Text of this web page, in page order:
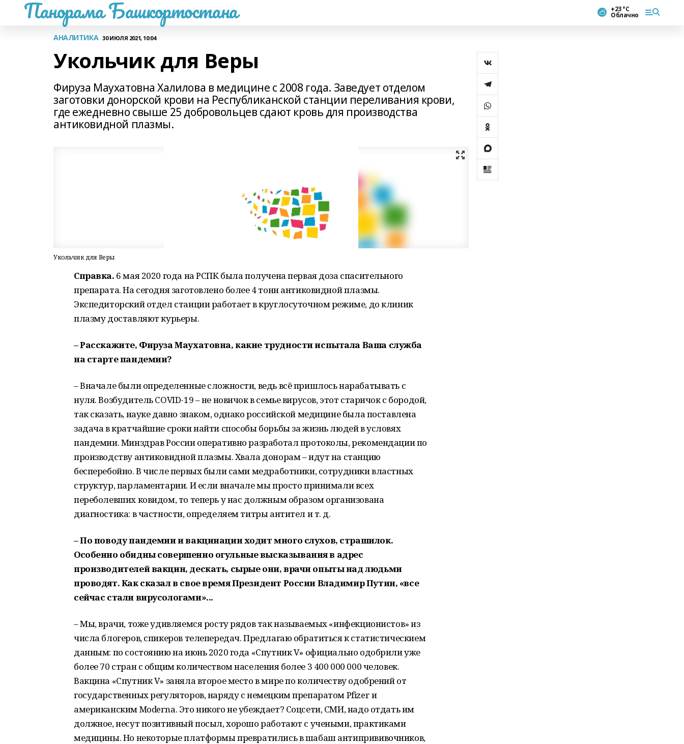
Панорама Башкортостана +23 °С
Облачно
АНАЛИТИКА 30 ИЮЛЯ 2021, 10:04
Укольчик для Веры
Фируза Маухатовна Халилова в медицине с 2008 года. Заведует отделом
заготовки донорской крови на Республиканской станции переливания крови,
где ежедневно свыше 25 добровольцев сдают кровь для производства
антиковидной плазмы.
Укольчик для Веры
Справка. 6 мая 2020 года на РСПК была получена первая доза спасительного
препарата. На сегодня заготовлено более 4 тонн антиковидной плазмы.
Экспедиторский отдел станции работает в круглосуточном режиме, до клиник
плазму доставляют курьеры.
– Расскажите, Фируза Маухатовна, какие трудности испытала Ваша служба
на старте пандемии?
– Вначале были определенные сложности, ведь всё пришлось нарабатывать с
нуля. Возбудитель COVID-19 – не новичок в семье вирусов, этот старичок с бородой,
так сказать, науке давно знаком, однако российской медицине была поставлена
задача в кратчайшие сроки найти способы борьбы за жизнь людей в условях
пандемии. Минздрав России оперативно разработал протоколы, рекомендации по
производству антиковидной плазмы. Хвала донорам – идут на станцию
бесперебойно. В числе первых были сами медработники, сотрудники властных
структур, парламентарии. И если вначале мы просто принимали всех
переболевших ковидом, то теперь у нас должным образом организована
диагностика: в частности, определяем титры антител и т. д.
– По поводу пандемии и вакцинации ходит много слухов, страшилок.
Особенно обидны совершенно огульные высказывания в адрес
производителей вакцин, дескать, сырые они, врачи опыты над людьми
проводят. Как сказал в свое время Президент России Владимир Путин, «все
сейчас стали вирусологами»...
– Мы, врачи, тоже удивляемся росту рядов так называемых «инфекционистов» из
числа блогеров, спикеров телепередач. Предлагаю обратиться к статистическием
данным: по состоянию на июнь 2020 года «Спутник V» официально одобрили уже
более 70 стран с общим количеством населения более 3 400 000 000 человек.
Вакцина «Спутник V» заняла второе место в мире по количеству одобрений от
государственных регуляторов, наряду с немецким препаратом Pfizer и
американским Moderna. Это никого не убеждает? Соцсети, СМИ, надо отдать им
должное, несут позитивный посыл, хорошо работают с учеными, практиками
медицины. Но некоторые платформы превратились в шабаш антипрививочников,